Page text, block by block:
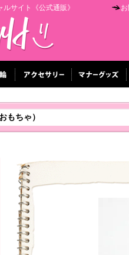
サイト《公式通販》
もちゃ）